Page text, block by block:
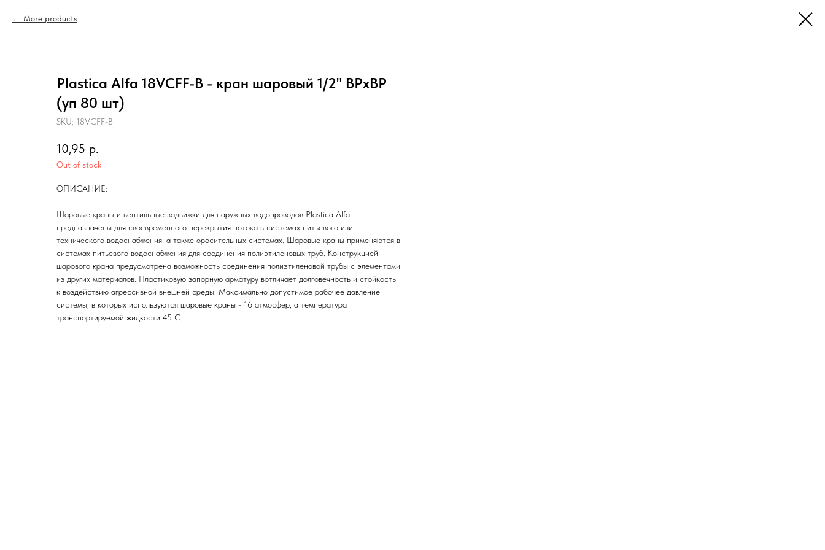
More products
Plastica Alfa 18VCFF-B - кран шаровый 1/2" ВРхВР
(уп 80 шт)
SKU: 18VCFF-B
10,95 р.
Out of stock
ОПИСАНИЕ:
Шаровые краны и вентильные задвижки для наружных водопроводов Plastica Alfa
предназначены для своевременного перекрытия потока в системах питьевого или
технического водоснабжения, а также оросительных системах. Шаровые краны применяются в
системах питьевого водоснабжения для соединения полиэтиленовых труб. Конструкцией
шарового крана предусмотрена возможность соединения полиэтиленовой трубы с элементами
из других материалов. Пластиковую запорную арматуру вотличает долговечность и стойкость
к воздействию агрессивной внешней среды. Максимально допустимое рабочее давление
системы, в которых используются шаровые краны - 16 атмосфер, а температура
транспортируемой жидкости 45 С.